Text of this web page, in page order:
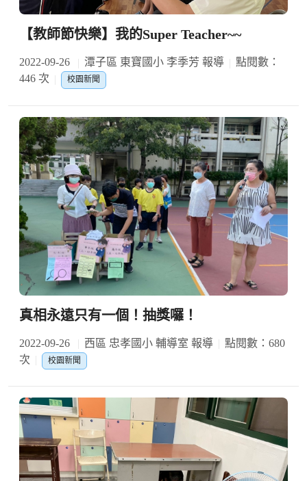
【教師節快樂】我的Super Teacher~~
2022-09-26 潭子區 東寶國小 李季芳 報導
點閱數：
446 次
校園新聞
真相永遠只有一個！抽獎囉！
2022-09-26 西區 忠孝國小 輔導室 報導
點閱數：680
次
校園新聞